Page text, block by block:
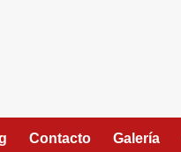
Contacto Galería